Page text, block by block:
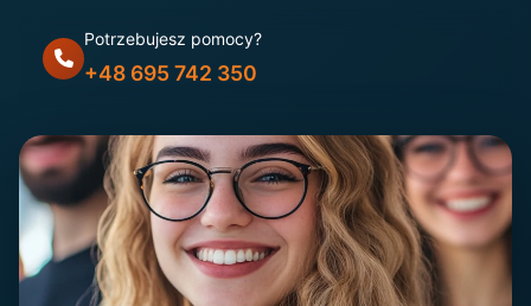
Potrzebujesz pomocy?
+48 695 742 350